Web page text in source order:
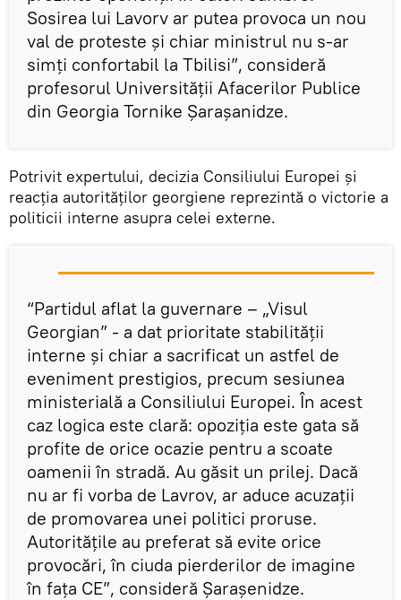
Sosirea lui Lavorv ar putea provoca un nou
val de proteste și chiar ministrul nu s-ar
simți confortabil la Tbilisi”, consideră
profesorul Universității Afacerilor Publice
din Georgia Tornike Șarașanidze.
Potrivit expertului, decizia Consiliului Europei și
reacția autorităților georgiene reprezintă o victorie a
politicii interne asupra celei externe.
“Partidul aflat la guvernare – „Visul
Georgian” - a dat prioritate stabilității
interne și chiar a sacrificat un astfel de
eveniment prestigios, precum sesiunea
ministerială a Consiliului Europei. În acest
caz logica este clară: opoziția este gata să
profite de orice ocazie pentru a scoate
oamenii în stradă. Au găsit un prilej. Dacă
nu ar fi vorba de Lavrov, ar aduce acuzații
de promovarea unei politici proruse.
Autoritățile au preferat să evite orice
provocări, în ciuda pierderilor de imagine
în fața CE”, consideră Șarașenidze.